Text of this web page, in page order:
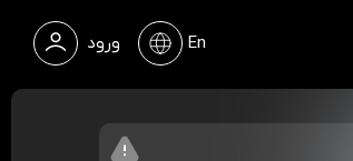
ورود En